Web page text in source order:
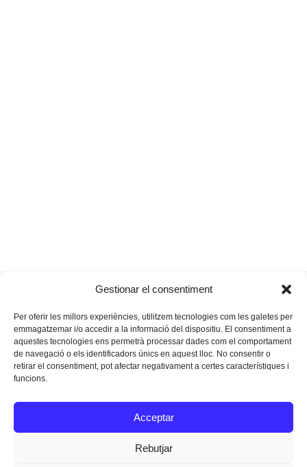
Gestionar el consentiment
Per oferir les millors experiències, utilitzem tecnologies com les galetes per
emmagatzemar i/o accedir a la informació del dispositiu. El consentiment a
aquestes tecnologies ens permetrà processar dades com el comportament
de navegació o els identificadors únics en aquest lloc. No consentir o
retirar el consentiment, pot afectar negativament a certes característiques i
funcions.
Acceptar
Rebutjar
next
cultura i Pla General
Instagram
Facebook
Twitter
Texts Legals